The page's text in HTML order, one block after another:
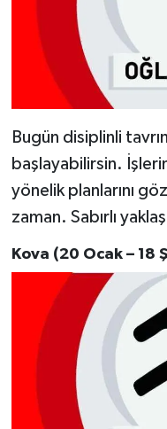
Bugün disiplinli
başlayabilirsin.
yönelik planlarını
zaman. Sabırlı
Kova (20 Ocak – 18